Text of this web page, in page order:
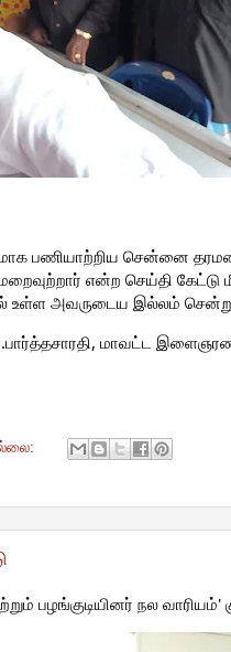
பணியாற்றிய சென்னை
என்ற செய்தி
உள்ள அவருடைய இல்லம்
மாவட்ட
பழங்குடியினர் நல வாரியம்'